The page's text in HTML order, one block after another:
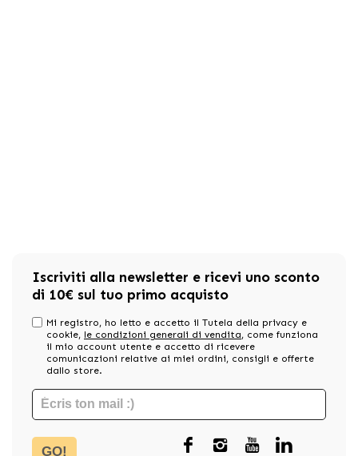
Iscriviti alla newsletter e ricevi uno sconto
di 10€ sul tuo primo acquisto
Mi registro, ho letto e accetto il Tutela della privacy e
cookie, le condizioni generali di vendita, come funziona
il mio account utente e accetto di ricevere
comunicazioni relative ai miei ordini, consigli e offerte
dallo store.
GO!